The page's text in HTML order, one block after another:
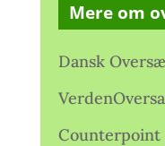
Mere om
Dansk